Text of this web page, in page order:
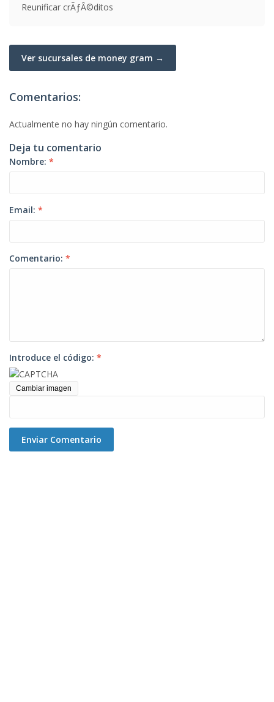
Reunificar crÃƒÂ©ditos
Ver sucursales de money gram →
Comentarios:
Actualmente no hay ningún comentario.
Deja tu comentario
Nombre: *
Email: *
Comentario: *
Introduce el código: *
Cambiar imagen
Enviar Comentario